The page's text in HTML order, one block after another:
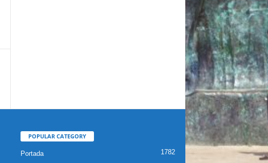
POPULAR CATEGORY
Portada 1782